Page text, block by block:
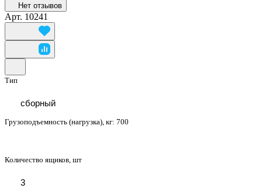
Нет отзывов
Арт. 10241
Тип
сборный
Грузоподъемность (нагрузка), кг: 700
Количество ящиков, шт
3